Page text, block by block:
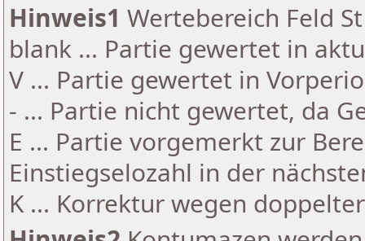
Hinweis1 Wertebereich Feld
blank ... Partie gewertet in
V ... Partie gewertet in
- ... Partie nicht gewertet, da
E ... Partie vorgemerkt zur
Einstiegselozahl in der
K ... Korrektur wegen